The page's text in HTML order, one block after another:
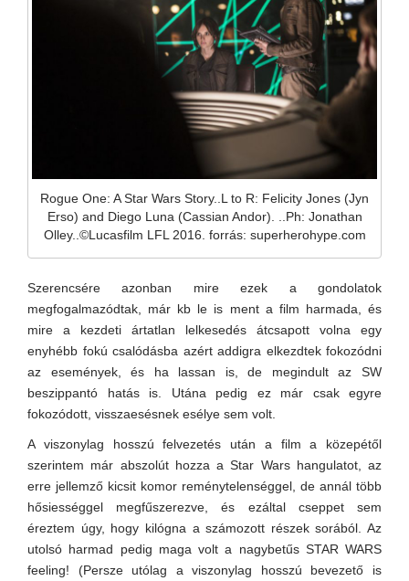
Rogue One: A Star Wars Story..L to R: Felicity Jones (Jyn
Erso) and Diego Luna (Cassian Andor). ..Ph: Jonathan
Olley..©Lucasfilm LFL 2016. forrás: superherohype.com
Szerencsére azonban mire ezek a gondolatok
megfogalmazódtak, már kb le is ment a film harmada, és
mire a kezdeti ártatlan lelkesedés átcsapott volna egy
enyhébb fokú csalódásba azért addigra elkezdtek fokozódni
az események, és ha lassan is, de megindult az SW
beszippantó hatás is. Utána pedig ez már csak egyre
fokozódott, visszaesésnek esélye sem volt.
A viszonylag hosszú felvezetés után a film a közepétől
szerintem már abszolút hozza a Star Wars hangulatot, az
erre jellemző kicsit komor reménytelenséggel, de annál több
hősiességgel megfűszerezve, és ezáltal cseppet sem
éreztem úgy, hogy kilógna a számozott részek sorából. Az
utolsó harmad pedig maga volt a nagybetűs STAR WARS
feeling! (Persze utólag a viszonylag hosszú bevezető is